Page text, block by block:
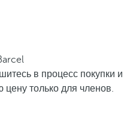
в процесс покупки и
цену только для членов.